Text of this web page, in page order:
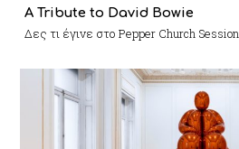
A Tribute to David Bowie
Δες τι έγινε στο Pepper Church Session